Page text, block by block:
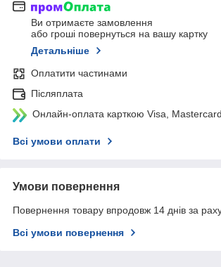
Ви отримаєте замовлення
або гроші повернуться на вашу картку
Детальніше
Оплатити частинами
Післяплата
Онлайн-оплата карткою Visa,
Всі умови оплати
Умови повернення
Повернення товару впродовж 14 днів за
Всі умови повернення